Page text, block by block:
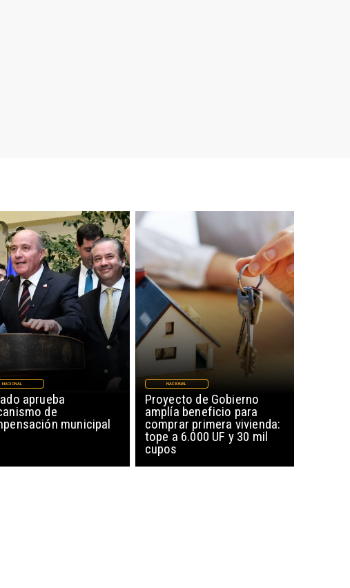
aprueba
de
municipal
NACIONAL
Proyecto de Gobierno
amplía beneficio para
comprar primera vivienda:
tope a 6.000 UF y 30 mil
cupos
NACIONAL